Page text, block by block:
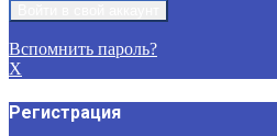
Вспомнить пароль?
X
Регистрация